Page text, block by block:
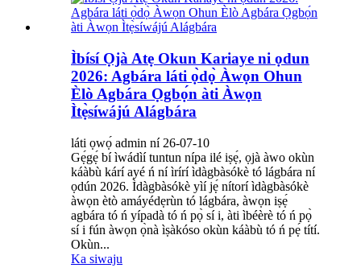
Ìbísí Ọjà Atẹ Okun Kariaye ni ọdun
2026: Agbára láti ọ̀dọ̀ Àwọn Ohun
Èlò Agbára Ọgbọ́n àti Àwọn
Ìtẹ̀síwájú Alágbára
láti ọwọ́ admin ní 26-07-10
Gẹ́gẹ́ bí ìwádìí tuntun nípa ilé iṣẹ́, ọjà àwo okùn
káàbù kárí ayé ń ní ìrírí ìdàgbàsókè tó lágbára ní
ọdún 2026. Ìdàgbàsókè yìí jẹ́ nítorí ìdàgbàsókè
àwọn ètò amáyédẹrùn tó lágbára, àwọn iṣẹ́
agbára tó ń yípadà tó ń pọ̀ sí i, àti ìbéèrè tó ń pọ̀
sí i fún àwọn ọ̀nà ìṣàkóso okùn káàbù tó ń pẹ́ títí.
Okùn...
Ka siwaju